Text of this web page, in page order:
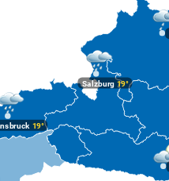
19°
Salzburg19°